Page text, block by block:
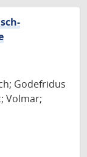
Godefridus
Volmar;